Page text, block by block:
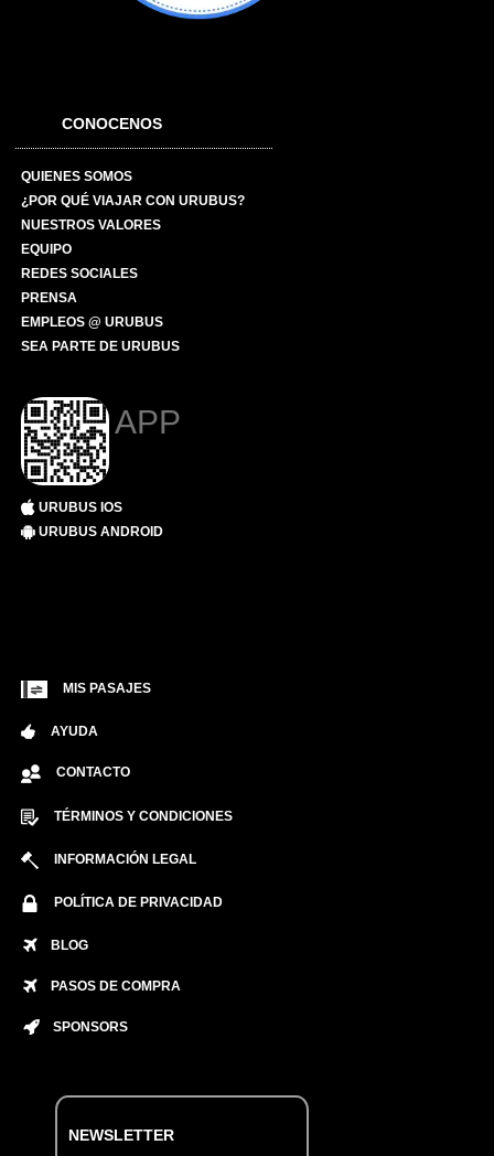
CONOCENOS
QUIENES SOMOS
¿POR QUÉ VIAJAR CON URUBUS?
NUESTROS VALORES
EQUIPO
REDES SOCIALES
PRENSA
EMPLEOS @ URUBUS
SEA PARTE DE URUBUS
APP
URUBUS IOS
URUBUS ANDROID
MIS PASAJES
AYUDA
CONTACTO
TÉRMINOS Y CONDICIONES
INFORMACIÓN LEGAL
POLÍTICA DE PRIVACIDAD
BLOG
PASOS DE COMPRA
SPONSORS
NEWSLETTER